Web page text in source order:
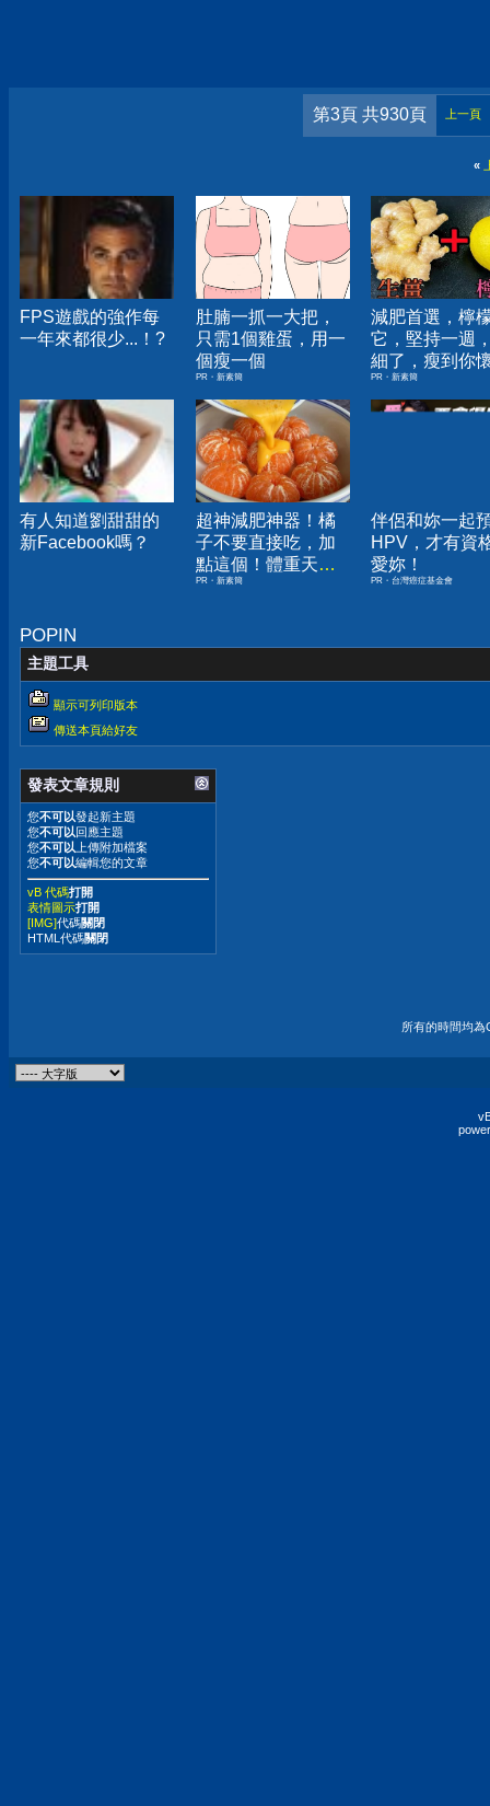
第3頁 共930頁 上一頁
«
FPS遊戲的強作每
一年來都很少...！?
肚腩一抓一大把，
只需1個雞蛋，用一
個瘦一個
PR・新素簡
減肥首選，檸
它，堅持一週
細了，瘦到你
人生
PR・新素簡
有人知道劉甜甜的
新Facebook嗎？
超神減肥神器！橘
子不要直接吃，加
點這個！體重天天
下降
PR・新素簡
伴侶和妳一起
HPV，才有資
愛妳！
PR・台灣癌症基金會
POPIN
主題工具
顯示可列印版本
傳送本頁給好友
發表文章規則
您不可以發起新主題
您不可以 回應主題
您不可以 上傳附加檔案
您不可以編輯您的文章
vB 代碼打開
表情圖示打開
[IMG]代碼關閉
HTML代碼關閉
所有的時間均為